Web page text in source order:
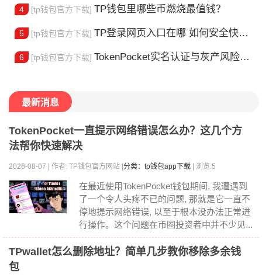
4 [tp钱包官方下载] TP钱包里哪些币燃烧最值钱？
5 [tp钱包官方下载] TP登录网页入口在哪 如何安全快速登陆平台
6 [tp钱包官方下载] TokenPocket实名认证与灰产风险全解析
最新消息
TokenPocket一直提示网络错误怎么办？这几个方
法帮你快速解决
2026-08-07 | 作者: TP钱包官方网站 | 分类：tp钱包app下载 | 浏览:5
在最近使用TokenPocket钱包期间, 我遭遇到
了一个令人头疼不已的问题, 那就是它一直不
停地提示网络错误, 以至于根本没办法正常进
行操作。这个问题在币圈投资者中并不少见...
TPwallet怎么删除地址？简单几步教你移除多余钱
包